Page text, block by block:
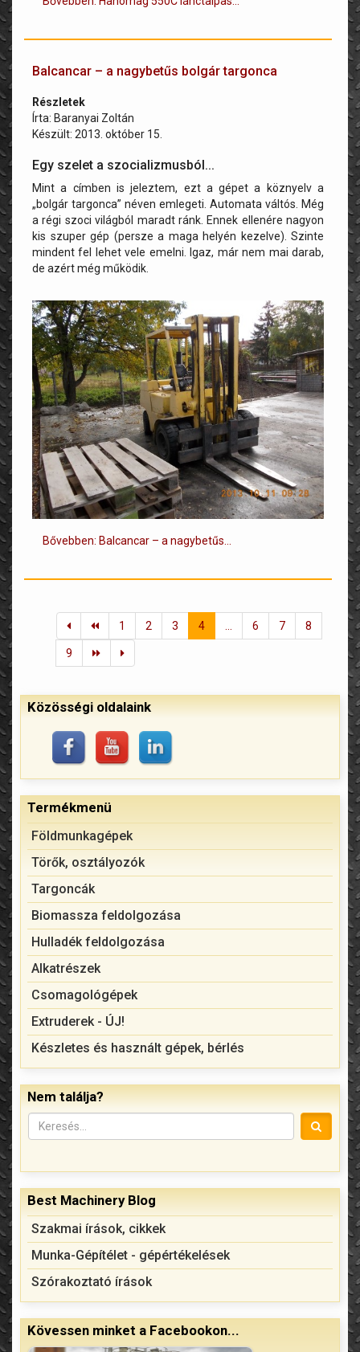
Balcancar – a nagybetűs bolgár targonca
Részletek
Írta: Baranyai Zoltán
Készült: 2013. október 15.
Egy szelet a szocializmusból...
Mint a címben is jeleztem, ezt a gépet a köznyelv a
„bolgár targonca” néven emlegeti. Automata váltós. Még
a régi szoci világból maradt ránk. Ennek ellenére nagyon
kis szuper gép (persze a maga helyén kezelve). Szinte
mindent fel lehet vele emelni. Igaz, már nem mai darab,
de azért még működik.
Bővebben: Balcancar – a nagybetűs...
1 2 3 4 6 7 8
9
Közösségi oldalaink
Termékmenü
Földmunkagépek
Törők, osztályozók
Targoncák
Biomassza feldolgozása
Hulladék feldolgozása
Alkatrészek
Csomagológépek
Extruderek - ÚJ!
Készletes és használt gépek, bérlés
Nem találja?
Best Machinery Blog
Szakmai írások, cikkek
Munka-Gépítélet - gépértékelések
Szórakoztató írások
Kövessen minket a Facebookon...